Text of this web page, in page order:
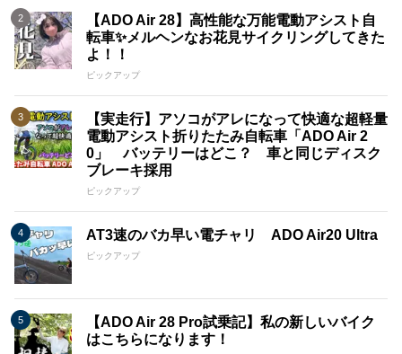
【ADO Air 28】高性能な万能電動アシスト自
転車✨メルヘンなお花見サイクリングしてきた
よ！！
ピックアップ
【実走行】アソコがアレになって快適な超軽量
電動アシスト折りたたみ自転車「ADO Air 2
0」 バッテリーはどこ？ 車と同じディスク
ブレーキ採用
ピックアップ
AT3速のバカ早い電チャリ ADO Air20 Ultra
ピックアップ
【ADO Air 28 Pro試乗記】私の新しいバイク
はこちらになります！